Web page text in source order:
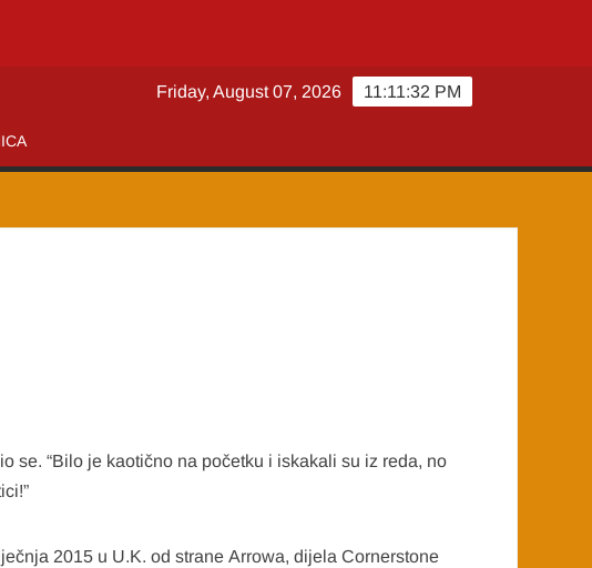
11:11:33 PM
Friday, August 07, 2026
se. “Bilo je kaotično na početku i iskakali su iz reda, no
2015 u U.K. od strane Arrowa, dijela Cornerstone